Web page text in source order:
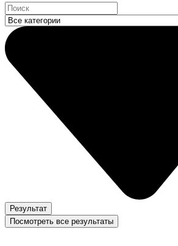
Search
...
Результат
Посмотреть все результаты